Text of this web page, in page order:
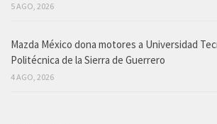
5 AGO, 2026
Mazda México dona motores a Universidad
Politécnica de la Sierra de Guerrero
4 AGO, 2026